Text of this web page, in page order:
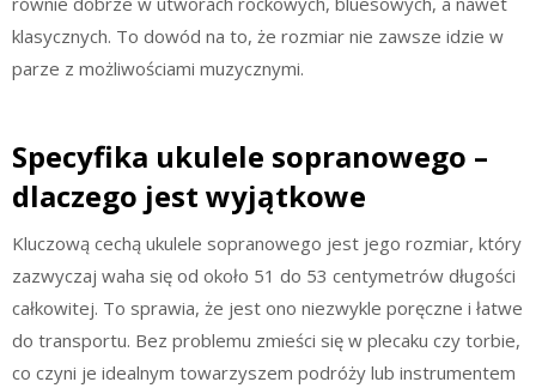
klasycznych. To dowód na to, że rozmiar nie zawsze idzie w
parze z możliwościami muzycznymi.
Specyfika ukulele sopranowego –
dlaczego jest wyjątkowe
Kluczową cechą ukulele sopranowego jest jego rozmiar, który
zazwyczaj waha się od około 51 do 53 centymetrów długości
całkowitej. To sprawia, że jest ono niezwykle poręczne i łatwe
do transportu. Bez problemu zmieści się w plecaku czy torbie,
co czyni je idealnym towarzyszem podróży lub instrumentem